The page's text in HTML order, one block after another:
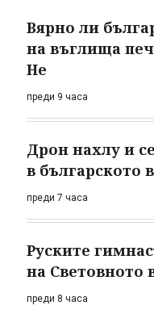
Вярно ли
на въглища
Не
преди 9 часа
Дрон нахлу и
в българското
преди 7 часа
Руските
на Световното
преди 8 часа